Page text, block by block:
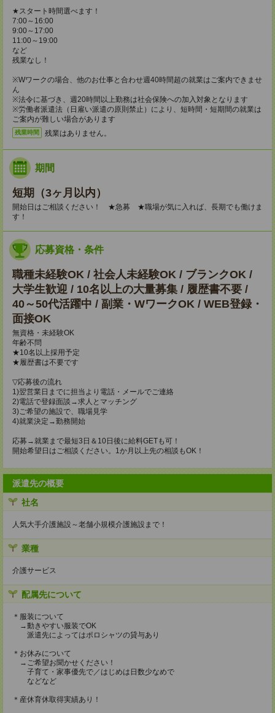
★スタート時間選べます！
7:00～16:00
9:00～17:00
11:00～19:00
など
残業なし！
※Wワークの場合、他のお仕事と合わせ週40時間超の就業はご案内できませ
ん
※法令に基づき、週20時間以上勤務は社会保険への加入対象となります
※労働者派遣法（日雇い派遣の原則禁止）により、短時間・短期間の就業は
ご案内が難しい場合があります
残業時間 残業はありません。
期間
短期（3ヶ月以内）
開始日はご相談ください！ ★急募 ★職場が気に入れば、長期でも働けま
す！
応募資格・条件
職種未経験OK / 社会人未経験OK / ブランクOK /
大学生歓迎 / 10名以上の大量募集 / 履歴書不要 /
40～50代活躍中 / 副業・WワークOK / WEB登録・
面接OK
無資格・未経験OK
年齢不問
★10名以上採用予定
★履歴書は不要です
▽応募後の流れ
1)翌営業日までに担当より電話・メールでご連絡
2)電話で登録面談→求人とマッチング
3)ご希望の施設で、職場見学
4)就業決定→勤務開始
応募→就業まで最短3日＆10日後に給料GETも可！
開始希望日はご相談ください。1か月以上先の相談もOK！
派遣先の概要
社名
人気大手介護施設～老舗小規模介護施設まで！
業種
介護サービス
配属先について
＊服装について
→動きやすい服装でOK
派遣先によってはポロシャツの貸与あり
＊お休みについて
→ご希望お聞かせください！
子育て・家事優先で／はじめは日数少なめで
などなど
＊産休育休取得実績あり！